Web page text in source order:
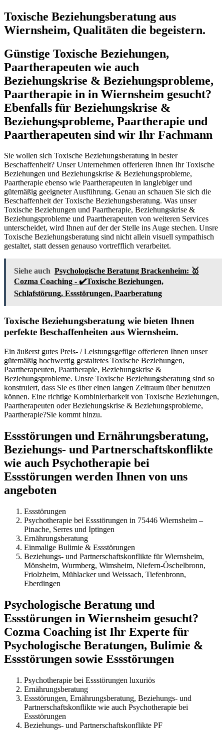
Toxische Beziehungsberatung aus
Wiernsheim, Qualitäten die begeistern.
Günstige Toxische Beziehungen,
Paartherapeuten wie auch
Beziehungskrise & Beziehungsprobleme,
Paartherapie in in Wiernsheim gesucht?
Ebenfalls für Beziehungskrise &
Beziehungsprobleme, Paartherapie und
Paartherapeuten sind wir Ihr Fachmann
Sie wollen sich Toxische Beziehungsberatung in bester
Beschaffenheit? Unser Unternehmen offerieren Ihnen Ihr Toxische
Beziehungen und Beziehungskrise & Beziehungsprobleme,
Paartherapie ebenso wie Paartherapeuten in langlebiger und
gütemäßig geeigneter Ausführung. Genau an schauen Sie sich die
Beschaffenheit der Toxische Beziehungsberatung. Was unser
Toxische Beziehungen und Paartherapie, Beziehungskrise &
Beziehungsprobleme und Paartherapeuten von weiteren Services
unterscheidet, wird Ihnen auf der der Stelle ins Auge stechen. Unsre
Toxische Beziehungsberatung sind nicht allein visuell sympathisch
gestaltet, statt dessen genauso vortrefflich verarbeitet.
Siehe auch Psychologische Beratung Brackenheim: 🥇
Cozma Coaching - ✔️Toxische Beziehungen,
Schlafstörung, Essstörungen, Paarberatung
Toxische Beziehungsberatung wie bieten Ihnen
perfekte Beschaffenheiten aus Wiernsheim.
Ein äußerst gutes Preis- / Leistungsgefüge offerieren Ihnen unser
gütemäßig hochwertig gestaltetes Toxische Beziehungen,
Paartherapeuten, Paartherapie, Beziehungskrise &
Beziehungsprobleme. Unsre Toxische Beziehungsberatung sind so
konstruiert, dass Sie es über einen langen Zeitraum über benutzen
können. Eine richtige Kombinierbarkeit von Toxische Beziehungen,
Paartherapeuten oder Beziehungskrise & Beziehungsprobleme,
Paartherapie?Sie kommt hinzu.
Essstörungen und Ernährungsberatung,
Beziehungs- und Partnerschaftskonflikte
wie auch Psychotherapie bei
Essstörungen werden Ihnen von uns
angeboten
Essstörungen
Psychotherapie bei Essstörungen in 75446 Wiernsheim –
Pinache, Serres und Iptingen
Ernährungsberatung
Einmalige Bulimie & Essstörungen
Beziehungs- und Partnerschaftskonflikte für Wiernsheim,
Mönsheim, Wurmberg, Wimsheim, Niefern-Öschelbronn,
Friolzheim, Mühlacker und Weissach, Tiefenbronn,
Eberdingen
Psychologische Beratung und
Essstörungen in Wiernsheim gesucht?
Cozma Coaching ist Ihr Experte für
Psychologische Beratungen, Bulimie &
Essstörungen sowie Essstörungen
Psychotherapie bei Essstörungen luxuriös
Ernährungsberatung
Essstörungen, Ernährungsberatung, Beziehungs- und
Partnerschaftskonflikte wie auch Psychotherapie bei
Essstörungen
Beziehungs- und Partnerschaftskonflikte PF